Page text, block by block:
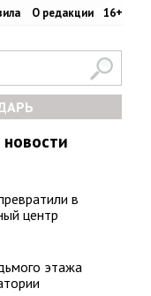
О редакции 16+
+25.9°C Херсонес:
сад: +28.2°C
в
центр
этажа